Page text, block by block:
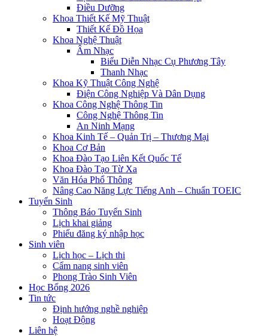
Điều Dưỡng
Khoa Thiết Kế Mỹ Thuật
Thiết Kế Đồ Họa
Khoa Nghệ Thuật
Âm Nhạc
Biểu Diễn Nhạc Cụ Phương Tây
Thanh Nhạc
Khoa Kỹ Thuật Công Nghệ
Điện Công Nghiệp Và Dân Dụng
Khoa Công Nghệ Thông Tin
Công Nghệ Thông Tin
An Ninh Mạng
Khoa Kinh Tế – Quản Trị – Thương Mại
Khoa Cơ Bản
Khoa Đào Tạo Liên Kết Quốc Tế
Khoa Đào Tạo Từ Xa
Văn Hóa Phổ Thông
Nâng Cao Năng Lực Tiếng Anh – Chuẩn TOEIC
Tuyển Sinh
Thông Báo Tuyển Sinh
Lịch khai giảng
Phiếu đăng ký nhập học
Sinh viên
Lịch học – Lịch thi
Cẩm nang sinh viên
Phong Trào Sinh Viên
Học Bổng 2026
Tin tức
Định hướng nghề nghiệp
Hoạt Động
Liên hệ